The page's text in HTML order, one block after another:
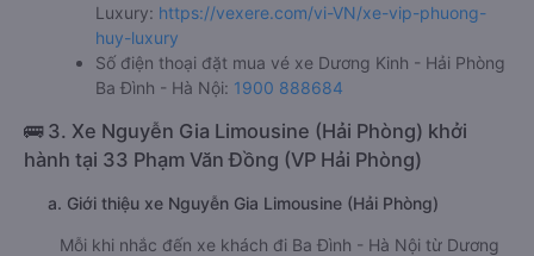
Luxury: https://vexere.com/vi-VN/xe-vip-phuong-
huy-luxury
Số điện thoại đặt mua vé xe Dương Kinh - Hải Phòng
Ba Đình - Hà Nội: 1900 888684
🚌 3. Xe Nguyễn Gia Limousine (Hải Phòng) khởi
hành tại 33 Phạm Văn Đồng (VP Hải Phòng)
a. Giới thiệu xe Nguyễn Gia Limousine (Hải Phòng)
Mỗi khi nhắc đến xe khách đi Ba Đình - Hà Nội từ Dương